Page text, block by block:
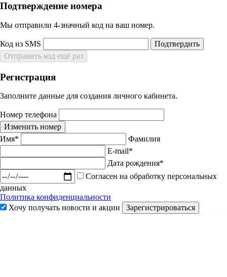
Подтверждение номера
Мы отправили 4‑значный код на ваш номер.
Код из SMS
Подтвердить
Отправить код ещё раз
Регистрация
Заполните данные для создания личного кабинета.
Номер телефона
Изменить номер
Имя*
Фамилия
E-mail*
Дата рождения*
Согласен на обработку персональных
данных
Политика конфиденциальности
Хочу получать новости и акции
Зарегистрироваться